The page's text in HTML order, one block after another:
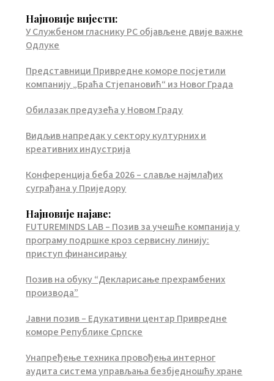
Најновије вијести:
У Службеном гласнику РС објављене двије важне
Одлуке
Представници Привредне коморе посјетили
компанију „Браћа Стјепановић“ из Новог Града
Обилазак предузећа у Новом Граду
Видљив напредак у сектору културних и
креативних индустрија
Конференција беба 2026 – славље најмлађих
суграђана у Приједору
Најновије најаве:
FUTUREMINDS LAB – Позив за учешће компанија у
програму подршке кроз сервисну линију:
приступ финансирању
Позив на обуку “Декларисање прехрамбених
производа”
Јавни позив – Едукативни центар Привредне
коморе Републике Српске
Унапређење техника провођења интерног
аудита система управљања безбједношћу хране